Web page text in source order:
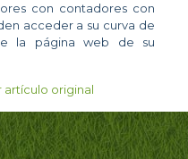
con contadores con
acceder a su curva de
la página web de su
artículo original